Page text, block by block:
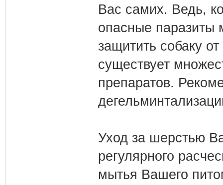
Вас самих. Ведь,
опасные паразиты
защитить собаку
существует
препаратов.
Уход за шерстью
регулярного
мытья Вашего